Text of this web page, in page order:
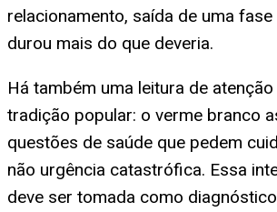
relacionamento, saída de uma
durou mais do que deveria.
Há também uma leitura de
tradição popular: o verme branco
questões de saúde que pedem
não urgência catastrófica. Essa
deve ser tomada como